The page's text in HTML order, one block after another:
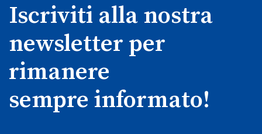
Iscriviti alla nostra
newsletter per
rimanere
sempre informato!